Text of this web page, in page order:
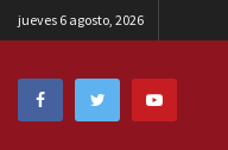
jueves 6 agosto, 2026